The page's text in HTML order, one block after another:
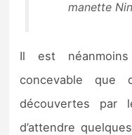
manette
Il est
concevable que
découvertes par
d’attendre